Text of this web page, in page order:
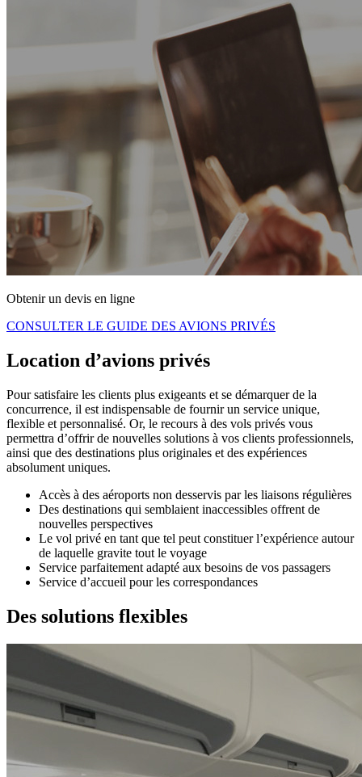
Obtenir un devis en ligne
CONSULTER LE GUIDE DES AVIONS PRIVÉS
Location d’avions privés
Pour satisfaire les clients plus exigeants et se démarquer de la
concurrence, il est indispensable de fournir un service unique,
flexible et personnalisé. Or, le recours à des vols privés vous
permettra d’offrir de nouvelles solutions à vos clients professionnels,
ainsi que des destinations plus originales et des expériences
absolument uniques.
Accès à des aéroports non desservis par les liaisons régulières
Des destinations qui semblaient inaccessibles offrent de
nouvelles perspectives
Le vol privé en tant que tel peut constituer l’expérience autour
de laquelle gravite tout le voyage
Service parfaitement adapté aux besoins de vos passagers
Service d’accueil pour les correspondances
Des solutions flexibles